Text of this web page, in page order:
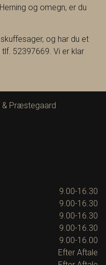
og omegn, er du
og har du et
52397669. Vi er klar
& Præstegaard
9.00-16.30
9.00-16.30
9.00-16.30
9.00-16.30
9.00-16.00
Efter Aftale